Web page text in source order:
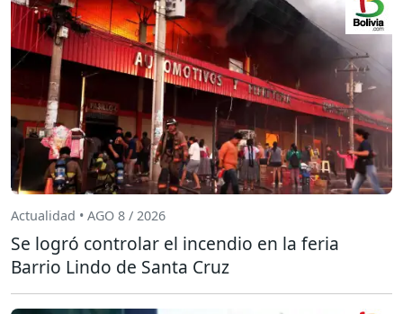
Actualidad • AGO 8 / 2026
Se logró controlar el incendio en la feria
Barrio Lindo de Santa Cruz